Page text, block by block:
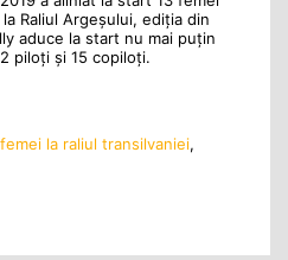
Raliul Argeșului, ediția din
aduce la start nu mai puțin
piloți și 15 copiloți.
femei la raliul transilvaniei,